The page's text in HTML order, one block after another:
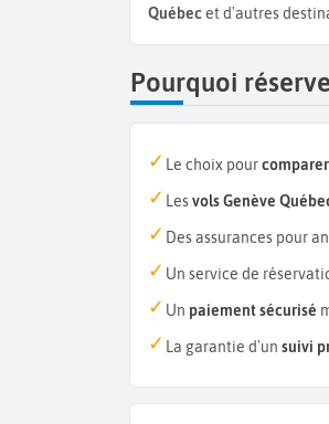
Québecet d'autres
Pourquoi
Le choix pourcomparer
Lesvols Genève
Des assurances pour
Un service de
Un paiement sécurisé
La garantie d'un suivi